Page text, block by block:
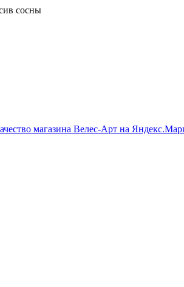
сосны